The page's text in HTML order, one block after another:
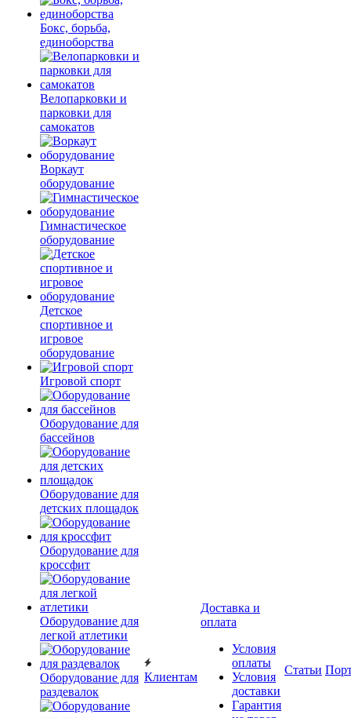
Бокс, борьба,
единоборства
Велопарковки и
парковки для
самокатов
Воркаут
оборудование
Гимнастическое
оборудование
Детское
спортивное и
игровое
оборудование
Игровой спорт
Оборудование для
бассейнов
Оборудование для
детских площадок
Оборудование для
кроссфит
Оборудование для
легкой атлетики
Оборудование для
раздевалок
Клиентам
Доставка и
оплата
Условия
оплаты
Условия
доставки
Гарантия
Статьи